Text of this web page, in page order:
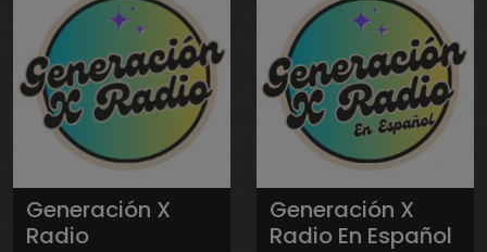
Generación X
Radio
Generación X
Radio En Español